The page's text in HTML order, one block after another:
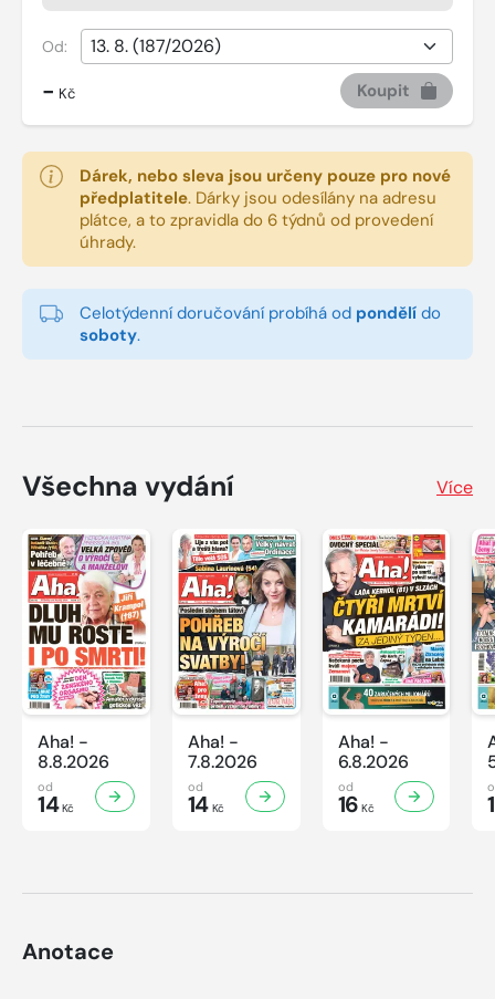
Od:
- Kč Koupit
Dárek, nebo sleva jsou určeny pouze pro nové
předplatitele. Dárky jsou odesílány na adresu
plátce, a to zpravidla do 6 týdnů od provedení
úhrady.
Celotýdenní doručování probíhá od pondělí do
soboty.
Všechna vydání Více
Aha! -
8.8.2026
od
14Kč
Aha! -
7.8.2026
od
14Kč
Aha! -
6.8.2026
od
16 Kč
Anotace